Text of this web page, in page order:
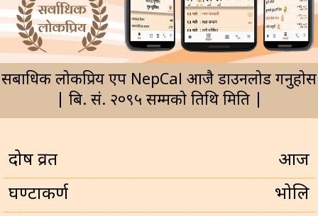
सर्बाधिक लोकप्रिय एप NepCal आजै डाउनलोड गर्नुहोस
| बि. सं. २०९५ सम्मको तिथि मिति |
प्रदोष व्रत
आज
घण्टाकर्ण
भोलि